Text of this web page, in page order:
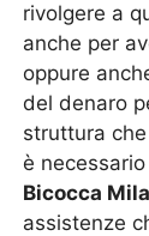
rivolgere a
anche per
oppure
del denaro
struttura
è necessario
Bicocca
assistenze